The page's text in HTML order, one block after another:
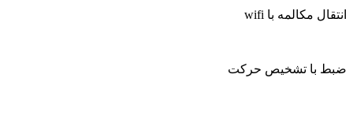
انتقال مکالمه با wifi
ضبط با تشخیص حرکت